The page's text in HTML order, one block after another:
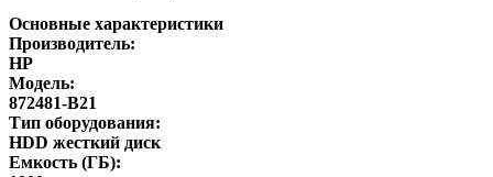
Основные характеристики
Производитель:
HP
Модель:
872481-B21
Тип оборудования:
HDD жесткий диск
Емкость (ГБ):